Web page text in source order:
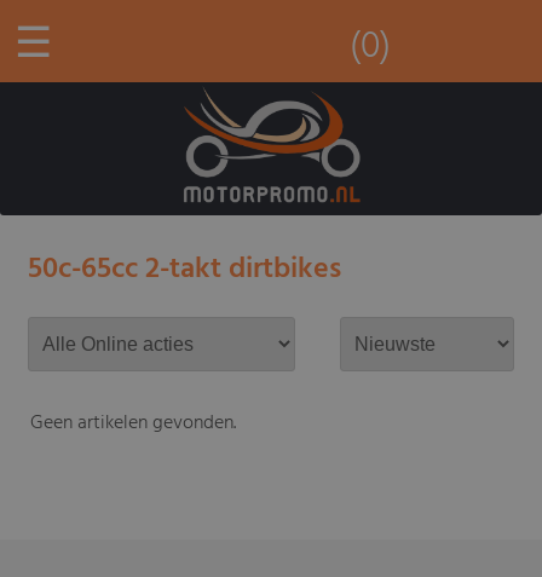
☰ (0)
50c-65cc 2-takt dirtbikes
Geen artikelen gevonden.